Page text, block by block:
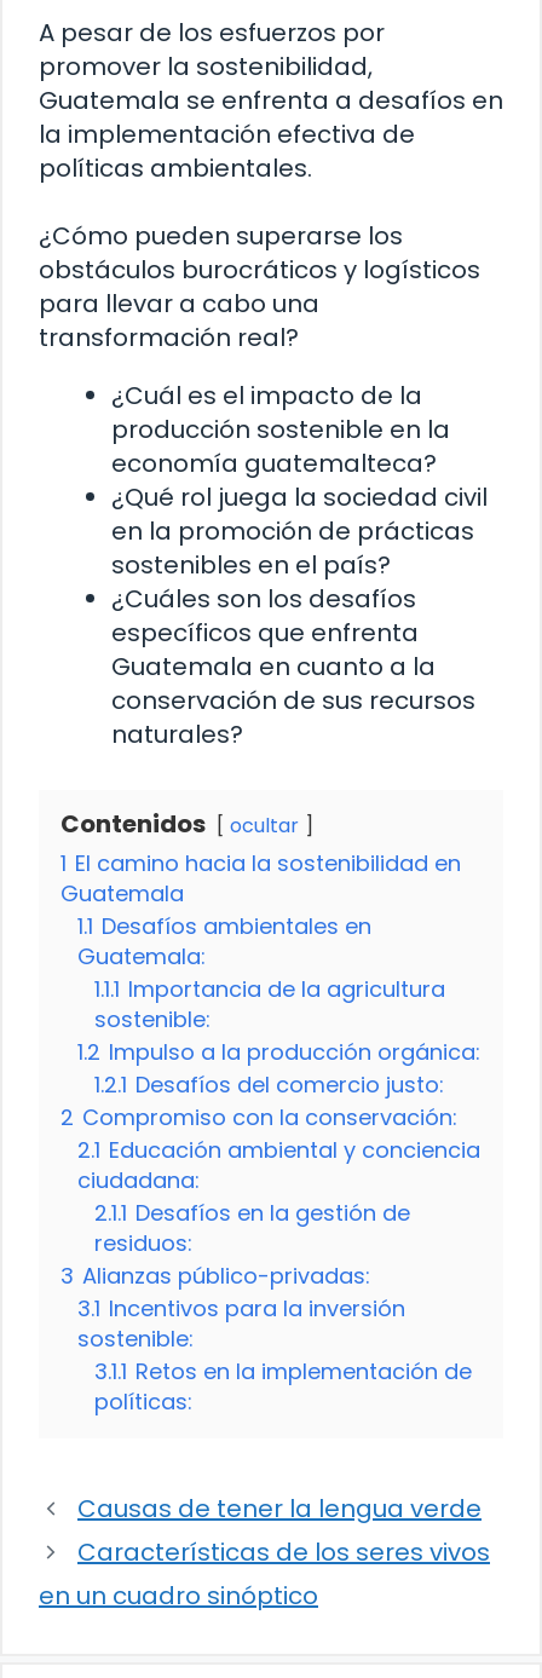
A pesar de los esfuerzos por
promover la sostenibilidad,
Guatemala se enfrenta a desafíos en
la implementación efectiva de
políticas ambientales.
¿Cómo pueden superarse los
obstáculos burocráticos y logísticos
para llevar a cabo una
transformación real?
¿Cuál es el impacto de la
producción sostenible en la
economía guatemalteca?
¿Qué rol juega la sociedad civil
en la promoción de prácticas
sostenibles en el país?
¿Cuáles son los desafíos
específicos que enfrenta
Guatemala en cuanto a la
conservación de sus recursos
naturales?
Contenidos ocultar
1 El camino hacia la sostenibilidad en
Guatemala
1.1 Desafíos ambientales en
Guatemala:
1.1.1 Importancia de la agricultura
sostenible:
1.2 Impulso a la producción orgánica:
1.2.1 Desafíos del comercio justo:
2 Compromiso con la conservación:
2.1 Educación ambiental y conciencia
ciudadana:
2.1.1 Desafíos en la gestión de
residuos:
3 Alianzas público-privadas:
3.1 Incentivos para la inversión
sostenible:
3.1.1 Retos en la implementación de
políticas:
Causas de tener la lengua verde
Características de los seres vivos
en un cuadro sinóptico